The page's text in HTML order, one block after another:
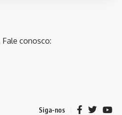
conosco:
Siga-nos